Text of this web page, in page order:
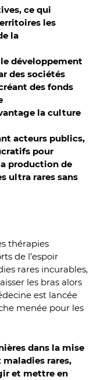
ce qui
les
la
développement
des sociétés
des fonds
la culture
acteurs publics,
pour
production de
ultra rares sans
thérapies
de l’espoir
rares incurables,
les bras alors
est lancée
menée pour les
dans la mise
rares,
et mettre en